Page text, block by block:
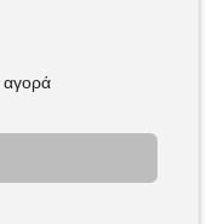
αγορά